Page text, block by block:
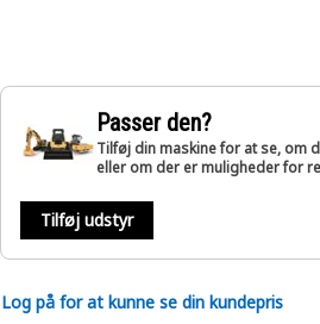
Passer den?
Tilføj din maskine for at se, om
eller om der er muligheder for
Tilføj udstyr
Log på for at kunne se din kundepris